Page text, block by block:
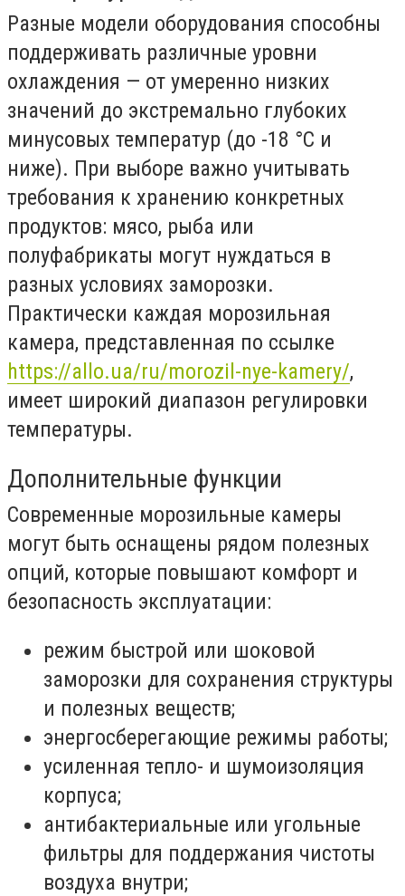
Разные модели оборудования способны
поддерживать различные уровни
охлаждения — от умеренно низких
значений до экстремально глубоких
минусовых температур (до -18 °C и
ниже). При выборе важно учитывать
требования к хранению конкретных
продуктов: мясо, рыба или
полуфабрикаты могут нуждаться в
разных условиях заморозки.
Практически каждая морозильная
камера, представленная по ссылке
https://allo.ua/ru/morozil-nye-kamery/,
имеет широкий диапазон регулировки
температуры.
Дополнительные функции
Современные морозильные камеры
могут быть оснащены рядом полезных
опций, которые повышают комфорт и
безопасность эксплуатации:
режим быстрой или шоковой
заморозки для сохранения структуры
и полезных веществ;
энергосберегающие режимы работы;
усиленная тепло- и шумоизоляция
корпуса;
антибактериальные или угольные
фильтры для поддержания чистоты
воздуха внутри;